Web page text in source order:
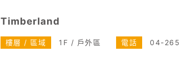
Timberland
樓層 / 區域 1F / 戶外區 電話 04-